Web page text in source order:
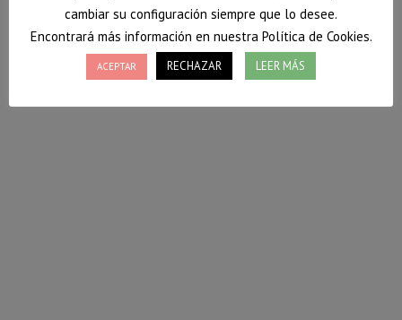
cambiar su configuración siempre que lo desee.
Encontrará más información en nuestra Política de Cookies.
ACEPTAR RECHAZAR LEER MÁS